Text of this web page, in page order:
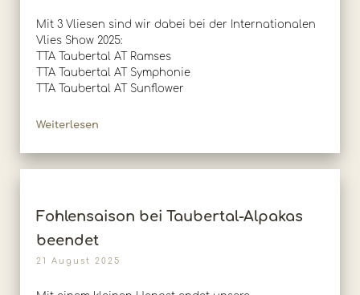
Mit 3 Vliesen sind wir dabei bei der Internationalen
Vlies Show 2025:
TTA Taubertal AT Ramses
TTA Taubertal AT Symphonie
TTA Taubertal AT Sunflower
Weiterlesen
Fohlensaison bei Taubertal-Alpakas
beendet
21 August 2025